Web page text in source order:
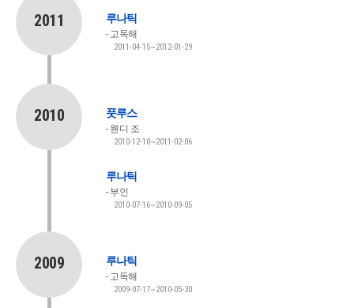
2011 루나틱
고독해
2011-04-15~2012-01-29
2010 풋루스
웬디 조
2010-12-10~2011-02-06
루나틱
부인
2010-07-16~2010-09-05
2009 루나틱
고독해
2009-07-17~2010-05-30